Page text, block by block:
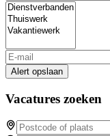
Alert opslaan
Vacatures zoeken